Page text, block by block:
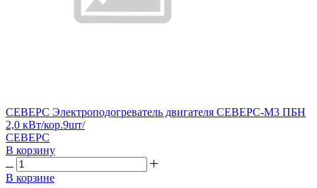
СЕВЕРС Электроподогреватель двигателя СЕВЕРС-М3 ПБН
2,0 кВт/кор.9шт/
СЕВЕРС
В корзину
В корзине